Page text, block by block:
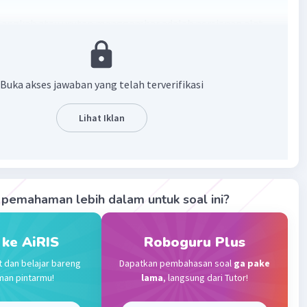
menentukan teknik menggambar, membuat sketsa,
gambar dengan pemberian gelap terang atau warna,
Balas
Iklan
terverifikasi
adalah bentuk seni yang memungkinkan seseorang
umum dalam menggambar:
dan Pemilihan Media**:
Buka akses jawaban yang telah terverifikasi
Lihat Iklan
lebih dalam untuk soal ini?
AiRIS
dan belajar bareng
pintarmu!
Roboguru Plus
Dapatkan pembahasan soal ga pake
lama, langsung dari Tutor!